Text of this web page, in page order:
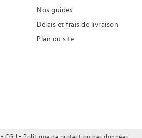
Nos guides
Délais et frais de livraison
Plan du site
CGU Politique de protection des données